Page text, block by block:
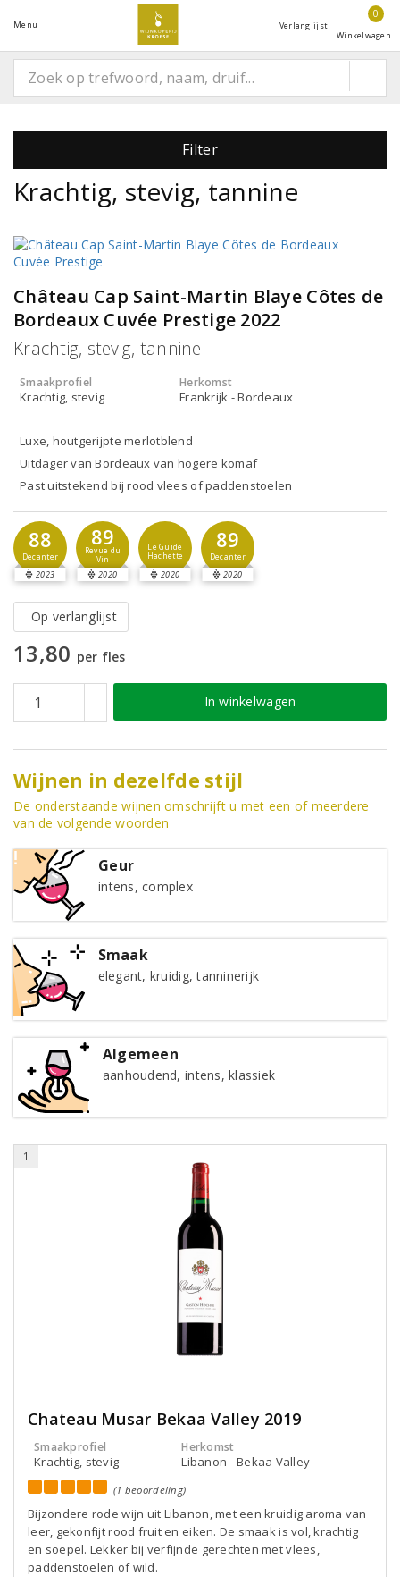
Menu Verlanglijst
0
Winkelwagen
Filter
Krachtig, stevig, tannine
Château Cap Saint-Martin Blaye Côtes de
Bordeaux Cuvée Prestige 2022
Krachtig, stevig, tannine
Smaakprofiel
Krachtig, stevig
Herkomst
Frankrijk - Bordeaux
Luxe, houtgerijpte merlotblend
Uitdager van Bordeaux van hogere komaf
Past uitstekend bij rood vlees of paddenstoelen
88
Decanter
2023
89
Revue du
Vin
2020
Le Guide
Hachette
2020
89
Decanter
2020
Op verlanglijst
13,80 per fles
In winkelwagen
Wijnen in dezelfde stijl
De onderstaande wijnen omschrijft u met een of meerdere
van de volgende woorden
Geur
intens, complex
Smaak
elegant, kruidig, tanninerijk
Algemeen
aanhoudend, intens, klassiek
1
Chateau Musar Bekaa Valley 2019
Smaakprofiel
Krachtig, stevig
Herkomst
Libanon - Bekaa Valley
(1 beoordeling)
Bijzondere rode wijn uit Libanon, met een kruidig aroma van
leer, gekonfijt rood fruit en eiken. De smaak is vol, krachtig
en soepel. Lekker bij verfijnde gerechten met vlees,
paddenstoelen of wild.